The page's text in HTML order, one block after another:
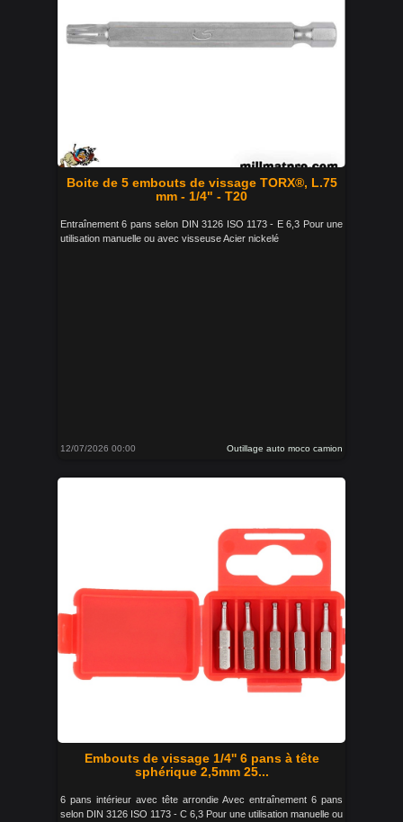
Boite de 5 embouts de vissage TORX®, L.75
mm - 1/4" - T20
Entraînement 6 pans selon DIN 3126 ISO 1173 - E 6,3 Pour une
utilisation manuelle ou avec visseuse Acier nickelé
12/07/2026 00:00 Outillage auto moco camion
Embouts de vissage 1/4'' 6 pans à tête
sphérique 2,5mm 25...
6 pans intérieur avec tête arrondie Avec entraînement 6 pans
selon DIN 3126 ISO 1173 - C 6,3 Pour une utilisation manuelle ou